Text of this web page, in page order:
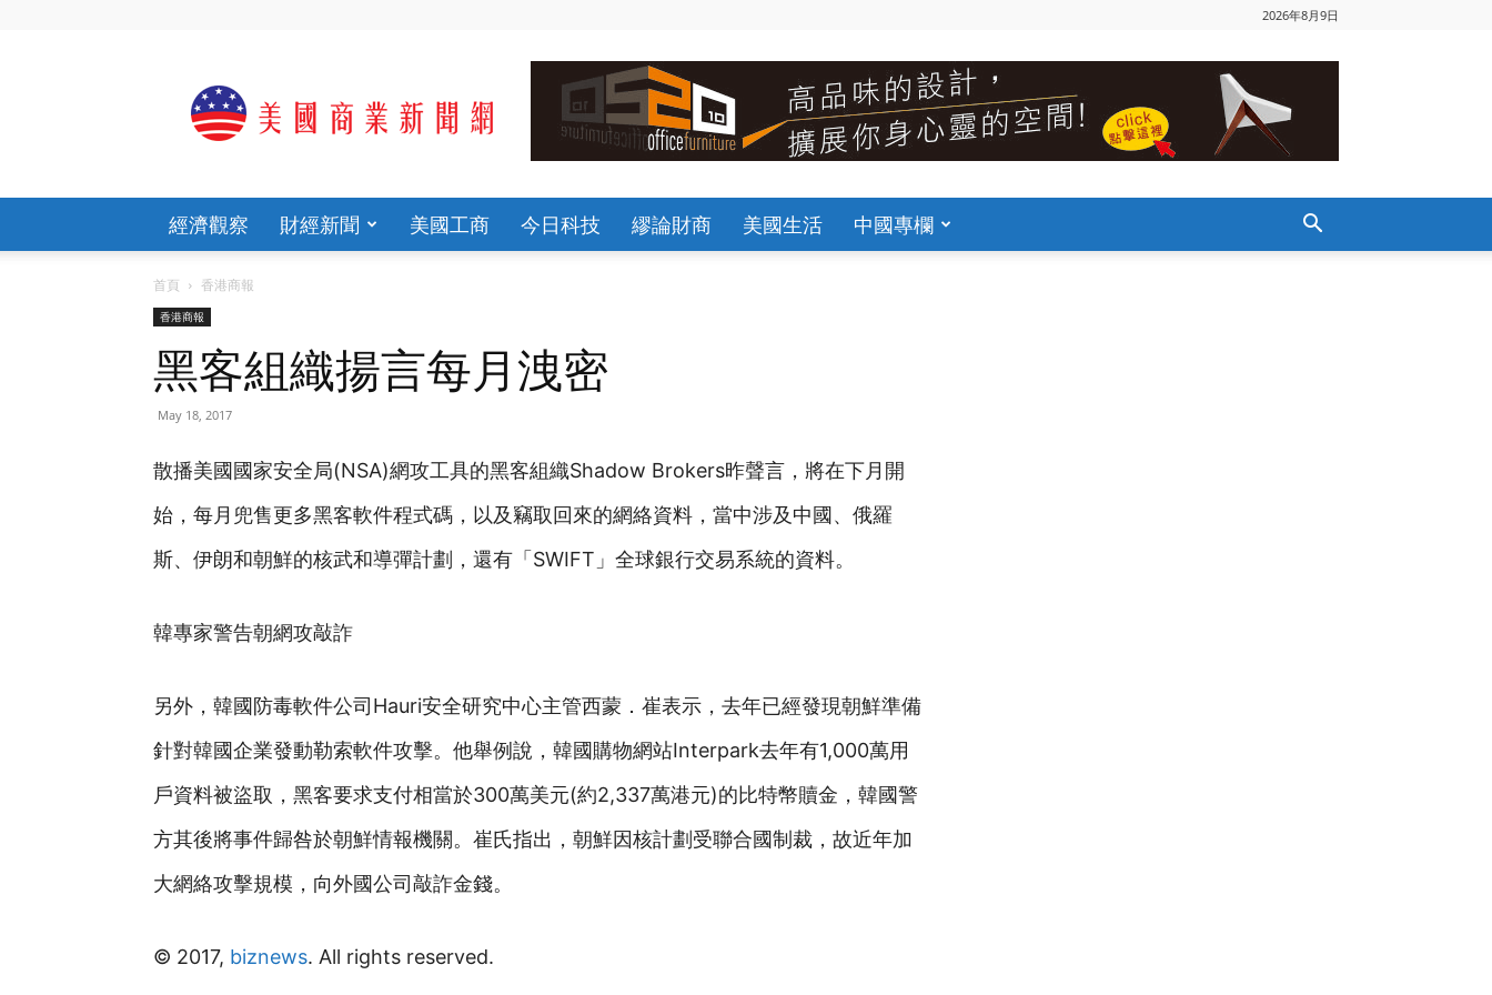
2026年8月9日
光
臨
商
業
新
網
經濟觀察 財經新聞 美國工商 今日科技 繆論財商 美國生活 中國專欄
首頁 香港商報
香港商報
黑客組織揚言每月洩密
May 18, 2017
散播美國國家安全局(NSA)網攻工具的黑客組織Shadow Brokers昨聲言，將在下月開
始，每月兜售更多黑客軟件程式碼，以及竊取回來的網絡資料，當中涉及中國、俄羅
斯、伊朗和朝鮮的核武和導彈計劃，還有「SWIFT」全球銀行交易系統的資料。
韓專家警告朝網攻敲詐
另外，韓國防毒軟件公司Hauri安全研究中心主管西蒙．崔表示，去年已經發現朝鮮準備
針對韓國企業發動勒索軟件攻擊。他舉例說，韓國購物網站Interpark去年有1,000萬用
戶資料被盜取，黑客要求支付相當於300萬美元(約2,337萬港元)的比特幣贖金，韓國警
方其後將事件歸咎於朝鮮情報機關。崔氏指出，朝鮮因核計劃受聯合國制裁，故近年加
大網絡攻擊規模，向外國公司敲詐金錢。
© 2017, biznews. All rights reserved.